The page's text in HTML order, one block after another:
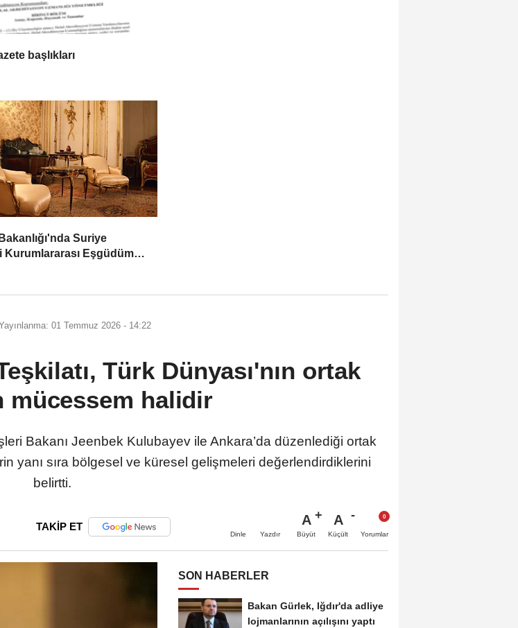
başlıkları
Suriye
Kurumlararası Eşgüdüm
01 Temmuz 2026 - 14:22
Türk Dünyası'nın ortak
mücessem halidir
Bakanı Jeenbek Kulubayev ile Ankara’da düzenlediği ortak
yanı sıra bölgesel ve küresel gelişmeleri değerlendirdiklerini
belirtti.
TAKİP ET
Dinle Yazdır
A
Büyüt
A
Küçült Yorumlar
SON HABERLER
Bakan Gürlek, Iğdır'da adliye
lojmanlarının açılışını yaptı